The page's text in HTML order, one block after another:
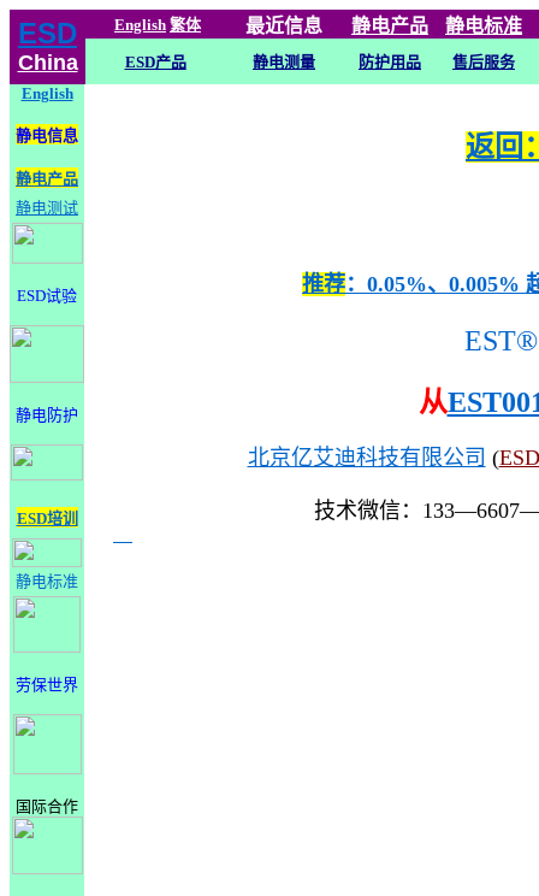
ESD
China
English 繁体 最近信息 静电产品 静电标准
ESD产品 静电测量 防护用品
售后服务
English
静电信息
静电产品
静电测试
ESD试验
静电防护
ESD培训
静电标准
劳保世界
国际合作
返回
推荐：0.05%、0.005%
EST®
从
北京亿艾迪科技有限公司 (
技术微信：